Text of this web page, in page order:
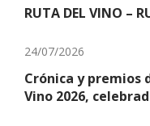
RUTA DEL VINO –
24/07/2026
Crónica y premios
Vino 2026,